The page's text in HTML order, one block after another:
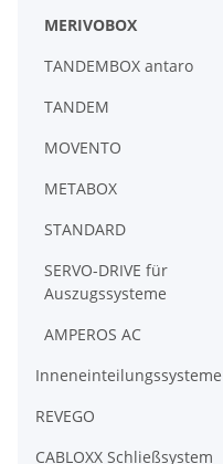
MERIVOBOX
TANDEMBOX antaro
TANDEM
MOVENTO
METABOX
STANDARD
SERVO-DRIVE für
Auszugssysteme
AMPEROS AC
Inneneinteilungssysteme
REVEGO
CABLOXX Schließsystem